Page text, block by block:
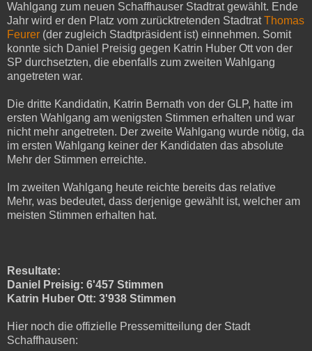
Wahlgang zum neuen Schaffhauser Stadtrat gewählt. Ende
Jahr wird er den Platz vom zurücktretenden StadtratThomas
Feurer (der zugleich Stadtpräsident ist) einnehmen. Somit
konnte sich Daniel Preisig gegen Katrin Huber Ott von der
SP durchsetzten, die ebenfalls zum zweiten Wahlgang
angetreten war.
Die dritte Kandidatin, Katrin Bernath von der GLP, hatte im
ersten Wahlgang am wenigsten Stimmen erhalten und war
nicht mehr angetreten. Der zweite Wahlgang wurde nötig, da
im ersten Wahlgang keiner der Kandidaten das absolute
Mehr der Stimmen erreichte.
Im zweiten Wahlgang heute reichte bereits das relative
Mehr, was bedeutet, dass derjenige gewählt ist, welcher am
meisten Stimmen erhalten hat.
Resultate:
Daniel Preisig: 6'457 Stimmen
Katrin Huber Ott: 3'938 Stimmen
Hier noch die offizielle Pressemitteilung der Stadt
Schaffhausen: